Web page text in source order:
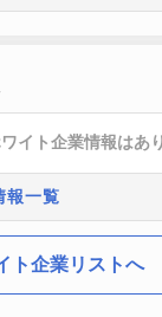
イト企業情報はあ
報一覧
ト企業リストへ